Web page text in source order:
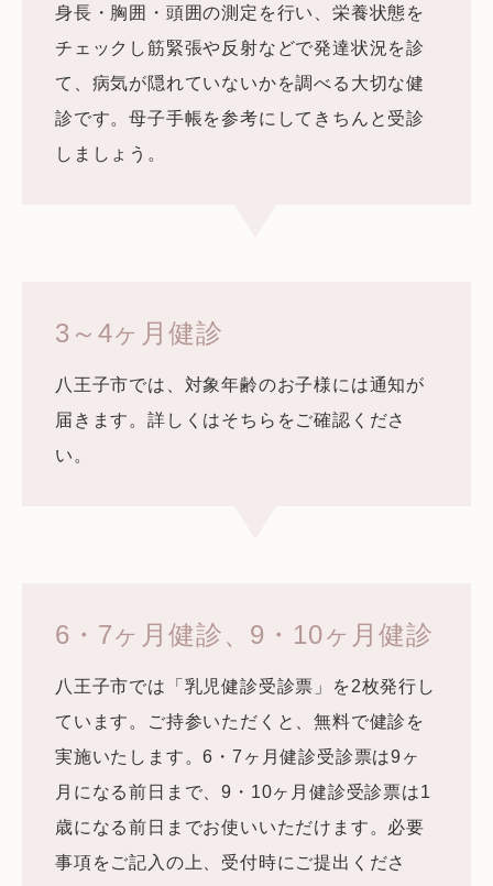
身長・胸囲・頭囲の測定を行い、栄養状態を
チェックし筋緊張や反射などで発達状況を診
て、病気が隠れていないかを調べる大切な健
診です。母子手帳を参考にしてきちんと受診
しましょう。
3～4ヶ月健診
八王子市では、対象年齢のお子様には通知が
届きます。詳しくはそちらをご確認くださ
い。
6・7ヶ月健診、9・10ヶ月健診
八王子市では「乳児健診受診票」を2枚発行し
ています。ご持参いただくと、無料で健診を
実施いたします。6・7ヶ月健診受診票は9ヶ
月になる前日まで、9・10ヶ月健診受診票は1
歳になる前日までお使いいただけます。必要
事項をご記入の上、受付時にご提出くださ